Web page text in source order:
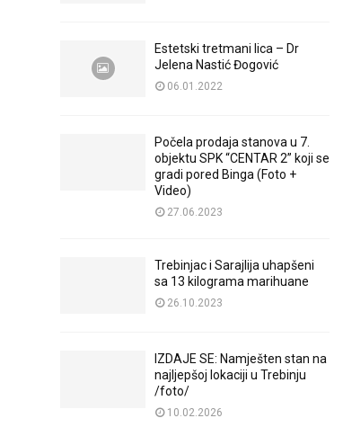
Estetski tretmani lica – Dr
Jelena Nastić Đogović
06.01.2022
Počela prodaja stanova u 7.
objektu SPK “CENTAR 2” koji se
gradi pored Binga (Foto +
Video)
27.06.2023
Trebinjac i Sarajlija uhapšeni
sa 13 kilograma marihuane
26.10.2023
IZDAJE SE: Namješten stan na
najljepšoj lokaciji u Trebinju
/foto/
10.02.2026